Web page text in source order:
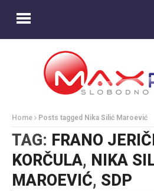
Home Posts tagged Nika Silić Maroević
TAG: FRANO
KORČULA, NIKA
MAROEVIĆ, SDP